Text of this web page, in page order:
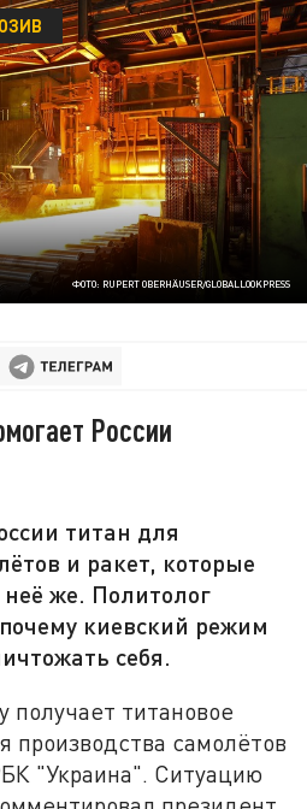
ФОТО: RUPERT OBERHÄUSER/GLOBALLOOKPRESS
России
титан для
и ракет, которые
же. Политолог
киевский режим
себя.
титановое
производства самолётов
"Украина". Ситуацию